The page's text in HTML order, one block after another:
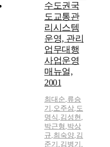
수도권국
도교통관
리시스템
운영, 관리
업무대행
사업운영
매뉴얼,
2001
최대순,류승
기 ,오주삼,도
명식 ,김성현 ,
박근형 ,박상
규,최숙양,김
준기 ,김병기 ,